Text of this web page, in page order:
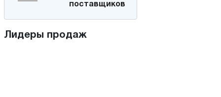
поставщиков
Лидеры продаж